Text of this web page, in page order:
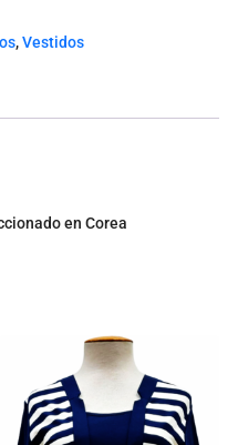
,Vestidos
en Corea